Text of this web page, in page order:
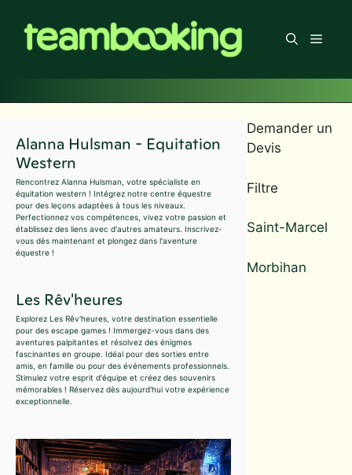
contenu
Menu
Alanna Hulsman - Equitation
Western
Rencontrez Alanna Hulsman, votre spécialiste en
équitation western ! Intégrez notre centre équestre
pour des leçons adaptées à tous les niveaux.
Perfectionnez vos compétences, vivez votre passion et
établissez des liens avec d'autres amateurs. Inscrivez-
vous dès maintenant et plongez dans l'aventure
équestre !
Les Rêv'heures
Explorez Les Rêv'heures, votre destination essentielle
pour des escape games ! Immergez-vous dans des
aventures palpitantes et résolvez des énigmes
fascinantes en groupe. Idéal pour des sorties entre
amis, en famille ou pour des événements professionnels.
Stimulez votre esprit d'équipe et créez des souvenirs
mémorables ! Réservez dès aujourd'hui votre expérience
exceptionnelle.
Demander un
Devis
Filtre
Saint-Marcel
Morbihan